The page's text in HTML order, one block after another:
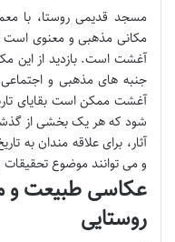
مسجد قدیمی روستا، با
مکانی مذهبی و معنوی
آغشت است. بازدید از این
جنبه های مذهبی و
آغشت ممکن است بقایای
شود که هر یک بخشی از
آثار، برای علاقه مندان به
و می توانند موضوع
عکاسی طبیعت و
روستایی